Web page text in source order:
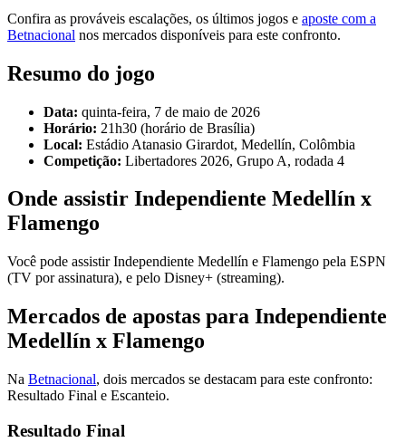
Confira as prováveis escalações, os últimos jogos e aposte com a
Betnacional nos mercados disponíveis para este confronto.
Resumo do jogo
Data: quinta-feira, 7 de maio de 2026
Horário: 21h30 (horário de Brasília)
Local: Estádio Atanasio Girardot, Medellín, Colômbia
Competição: Libertadores 2026, Grupo A, rodada 4
Onde assistir Independiente Medellín x
Flamengo
Você pode assistir Independiente Medellín e Flamengo pela ESPN
(TV por assinatura), e pelo Disney+ (streaming).
Mercados de apostas para Independiente
Medellín x Flamengo
Na Betnacional, dois mercados se destacam para este confronto:
Resultado Final e Escanteio.
Resultado Final